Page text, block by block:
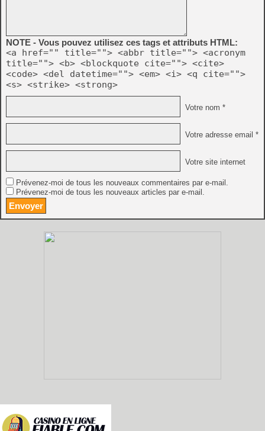
NOTE - Vous pouvez utilisez ces tags et attributs HTML:
<a href="" title=""> <abbr title=""> <acronym
title=""> <b> <blockquote cite=""> <cite>
<code> <del datetime=""> <em> <i> <q cite="">
<s> <strike> <strong>
Votre nom *
Votre adresse email *
Votre site internet
Prévenez-moi de tous les nouveaux commentaires par e-mail.
Prévenez-moi de tous les nouveaux articles par e-mail.